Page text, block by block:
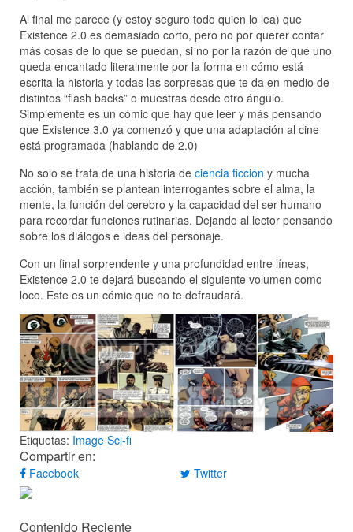
Al final me parece (y estoy seguro todo quien lo lea) que
Existence 2.0 es demasiado corto, pero no por querer contar
más cosas de lo que se puedan, si no por la razón de que uno
queda encantado literalmente por la forma en cómo está
escrita la historia y todas las sorpresas que te da en medio de
distintos “flash backs” o muestras desde otro ángulo.
Simplemente es un cómic que hay que leer y más pensando
que Existence 3.0 ya comenzó y que una adaptación al cine
está programada (hablando de 2.0)
No solo se trata de una historia de ciencia ficción y mucha
acción, también se plantean interrogantes sobre el alma, la
mente, la función del cerebro y la capacidad del ser humano
para recordar funciones rutinarias. Dejando al lector pensando
sobre los diálogos e ideas del personaje.
Con un final sorprendente y una profundidad entre líneas,
Existence 2.0 te dejará buscando el siguiente volumen como
loco. Este es un cómic que no te defraudará.
Etiquetas: Image Sci-fi
Compartir en:
Facebook Twitter
Contenido Reciente